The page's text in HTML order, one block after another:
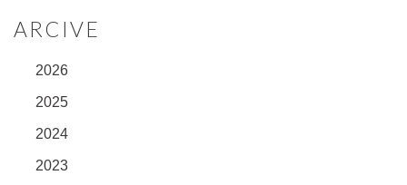
ARCIVE
2026
2025
2024
2023